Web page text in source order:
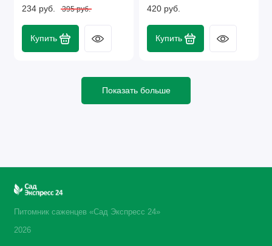
234 руб. 395 руб.
Купить
420 руб.
Купить
Показать больше
Питомник саженцев «Сад Экспресс 24»
2026